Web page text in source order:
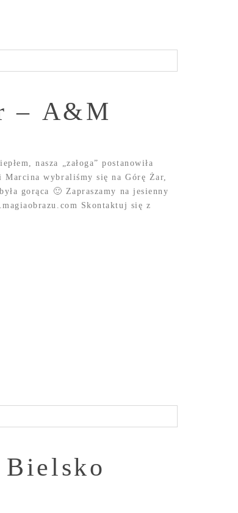
– A&M
nasza „załoga” postanowiła
wybraliśmy się na Górę Żar,
gorąca 🙂 Zapraszamy na jesienny
Skontaktuj się z